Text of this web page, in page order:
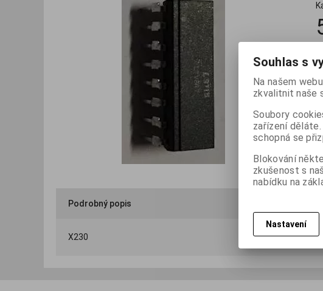
Podrobný popis
X230
Souhlas s
Na našem
zkvalitnit naše
Soubory
zařízení
schopná se
Blokování
zkušenost s
nabídku na
Nastavení